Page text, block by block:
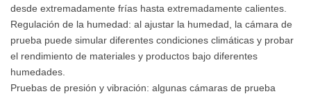
desde extremadamente frías hasta extremadamente calientes.
Regulación de la humedad: al ajustar la humedad, la cámara de
prueba puede simular diferentes condiciones climáticas y probar
el rendimiento de materiales y productos bajo diferentes
humedades.
Pruebas de presión y vibración: algunas cámaras de prueba